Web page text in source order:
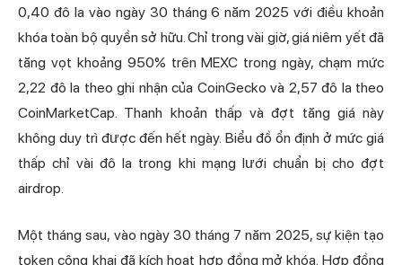
0,40 đô la vào ngày 30 tháng 6 năm 2025 với điều khoản
khóa toàn bộ quyền sở hữu. Chỉ trong vài giờ, giá niêm yết đã
tăng vọt khoảng 950% trên MEXC trong ngày, chạm mức
2,22 đô la theo ghi nhận của CoinGecko và 2,57 đô la theo
CoinMarketCap. Thanh khoản thấp và đợt tăng giá này
không duy trì được đến hết ngày. Biểu đồ ổn định ở mức giá
thấp chỉ vài đô la trong khi mạng lưới chuẩn bị cho đợt
airdrop.
Một tháng sau, vào ngày 30 tháng 7 năm 2025, sự kiện tạo
token công khai đã kích hoạt hợp đồng mở khóa. Hợp đồng